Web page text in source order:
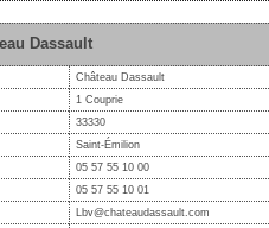
Dassault
Château Dassault
1 Couprie
33330
Saint-Émilion
05 57 55 10 00
05 57 55 10 01
Lbv@chateaudassault.com